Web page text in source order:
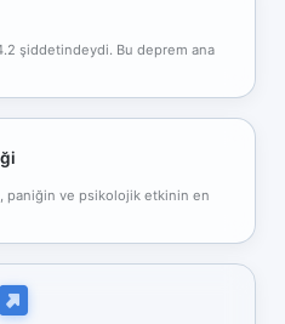
şiddetindeydi. Bu deprem ana
paniğin ve psikolojik etkinin en